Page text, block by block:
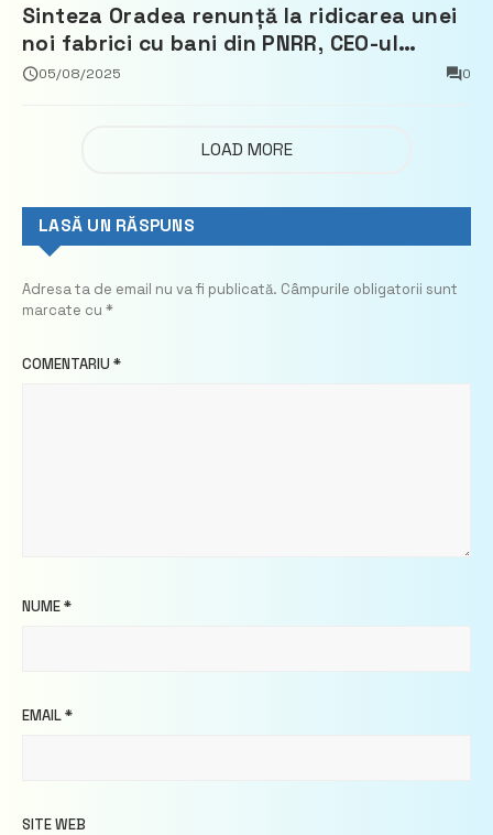
Sinteza Oradea renunță la ridicarea unei
noi fabrici cu bani din PNRR, CEO-ul
demisionează – Profit.ro
05/08/2025 0
LOAD MORE
LASĂ UN RĂSPUNS
Adresa ta de email nu va fi publicată. Câmpurile obligatorii sunt
marcate cu *
COMENTARIU *
NUME*
EMAIL*
SITE WEB